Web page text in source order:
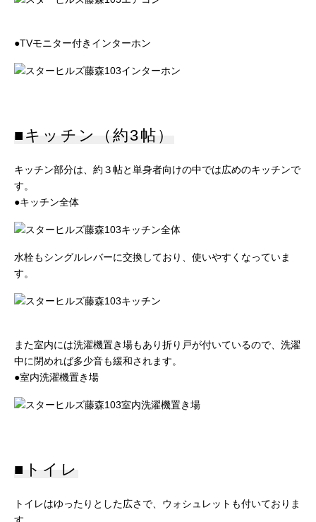
●TVモニター付きインターホン
■キッチン（約3帖）
キッチン部分は、約３帖と単身者向けの中では広めのキッチンで
す。
●キッチン全体
水栓もシングルレバーに交換しており、使いやすくなっていま
す。
また室内には洗濯機置き場もあり折り戸が付いているので、洗濯
中に閉めれば多少音も緩和されます。
●室内洗濯機置き場
■トイレ
トイレはゆったりとした広さで、ウォシュレットも付いておりま